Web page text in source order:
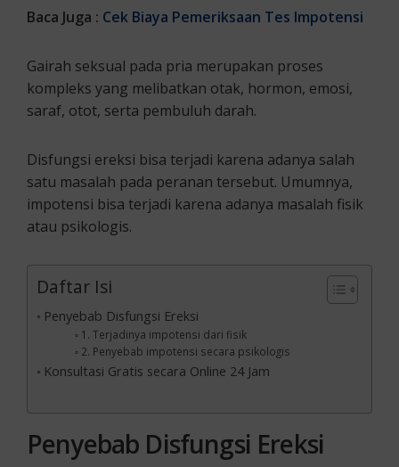
Baca Juga : Cek Biaya Pemeriksaan Tes Impotensi
Gairah seksual pada pria merupakan proses
kompleks yang melibatkan otak, hormon, emosi,
saraf, otot, serta pembuluh darah.
Disfungsi ereksi bisa terjadi karena adanya salah
satu masalah pada peranan tersebut. Umumnya,
impotensi bisa terjadi karena adanya masalah fisik
atau psikologis.
Daftar Isi
Penyebab Disfungsi Ereksi
1. Terjadinya impotensi dari fisik
2. Penyebab impotensi secara psikologis
Konsultasi Gratis secara Online 24 Jam
Penyebab Disfungsi Ereksi